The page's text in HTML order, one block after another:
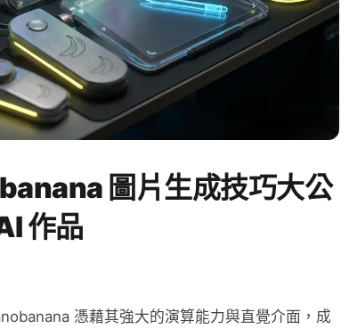
圖片生成技巧大公
作品
憑藉其強大的演算能力與直覺介面，成